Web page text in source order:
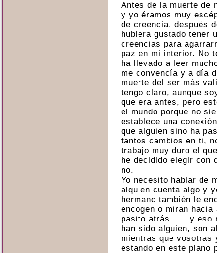
Antes de la muerte de
y yo éramos muy
de creencia, después
hubiera gustado tener
creencias para
paz en mi interior. No
ha llevado a leer
me convencía y a día
muerte del ser más
tengo claro, aunque
que era antes, pero
el mundo porque no
establece una
que alguien sino ha
tantos cambios en ti,
trabajo muy duro el
he decidido elegir con
no.
Yo necesito hablar de
alquien cuenta algo y
hermano también le
encogen o miran hacia
pasito atrás…….y eso
han sido alguien, son
mientras que vosotras
estando en este plano